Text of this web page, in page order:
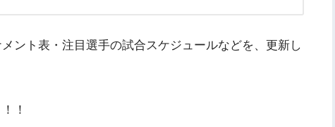
ント表・注目選手の試合スケジュールなどを、更新し
！